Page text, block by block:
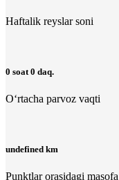
Haftalik reyslar soni
0 soat 0 daq.
O‘rtacha parvoz vaqti
undefined km
Punktlar orasidagi masofa